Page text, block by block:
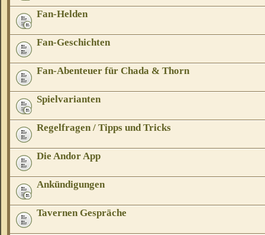
Fan-Helden
Fan-Geschichten
Fan-Abenteuer für Chada & Thorn
Spielvarianten
Regelfragen / Tipps und Tricks
Die Andor App
Ankündigungen
Tavernen Gespräche